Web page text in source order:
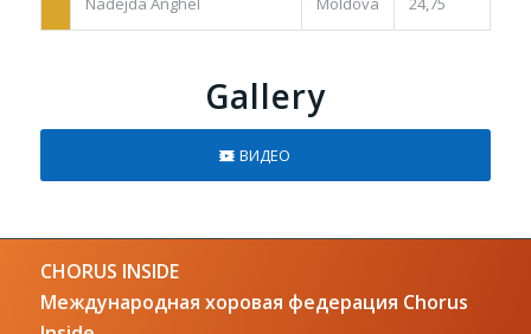
Gallery
ВИДЕО
CHORUS INSIDE
Международная хоровая федерация Chorus